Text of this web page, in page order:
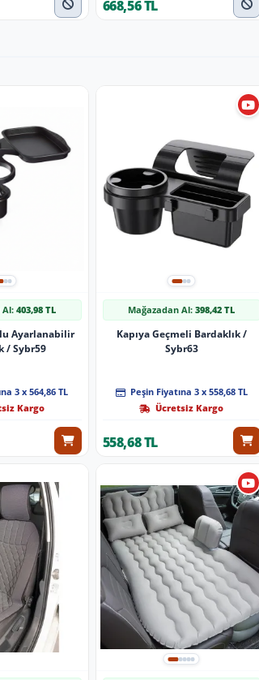
668,56 TL
Al: 403,98 TL
Ayarlanabilir
/ Sybr59
3 x 564,86 TL
Kargo
Mağazadan Al:398,42 TL
Kapıya Geçmeli Bardaklık /
Sybr63
Peşin Fiyatına 3 x 558,68 TL
Ücretsiz Kargo
558,68 TL